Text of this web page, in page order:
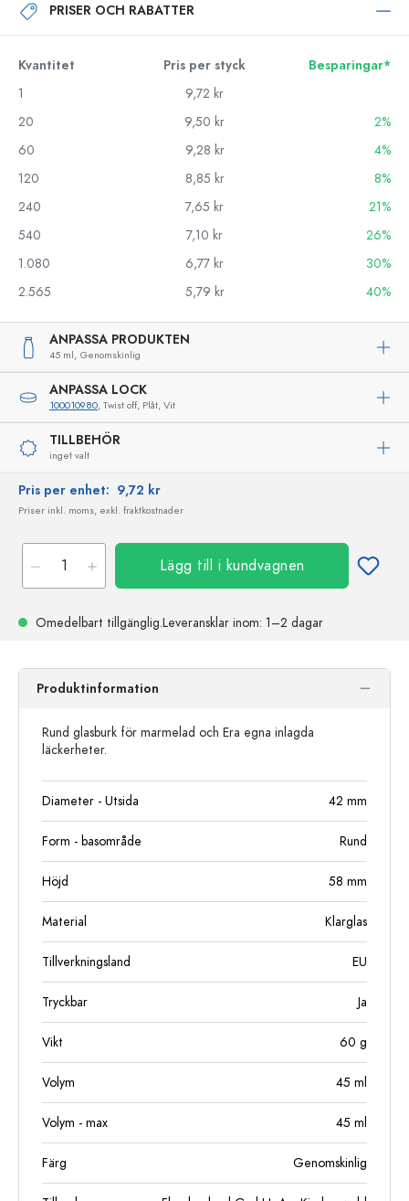
PRISER OCH RABATTER
Kvantitet Pris per styck
Besparingar*
1
9,72 kr
20
9,50 kr
2%
60
9,28 kr
4%
120
8,85 kr
8%
240
7,65 kr
21%
540
7,10 kr
26%
1.080
6,77 kr
30%
2.565
5,79 kr 40%
ANPASSA PRODUKTEN
45 ml, Genomskinlig
ANPASSA LOCK
100010980, Twist off, Plåt, Vit
TILLBEHÖR
inget valt
Pris per enhet: 9,72 kr
Priser inkl. moms, exkl. fraktkostnader
Lägg till i kundvagnen
Omedelbart tillgänglig.Leveransklar inom: 1–2 dagar
Produktinformation
Rund glasburk för marmelad och Era egna inlagda
läckerheter.
Diameter - Utsida 42 mm
Form - basområde Rund
Höjd 58 mm
Material Klarglas
Tillverkningsland EU
Tryckbar Ja
Vikt 60 g
Volym 45 ml
Volym - max 45 ml
Färg Genomskinlig